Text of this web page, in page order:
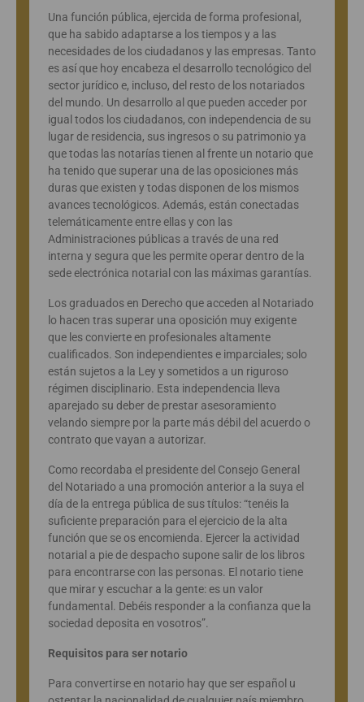
Una función pública, ejercida de forma profesional,
que ha sabido adaptarse a los tiempos y a las
necesidades de los ciudadanos y las empresas. Tanto
es así que hoy encabeza el desarrollo tecnológico del
sector jurídico e, incluso, del resto de los notariados
del mundo. Un desarrollo al que pueden acceder por
igual todos los ciudadanos, con independencia de su
lugar de residencia, sus ingresos o su patrimonio ya
que todas las notarías tienen al frente un notario que
ha tenido que superar una de las oposiciones más
duras que existen y todas disponen de los mismos
avances tecnológicos. Además, están conectadas
telemáticamente entre ellas y con las
Administraciones públicas a través de una red
interna y segura que les permite operar dentro de la
sede electrónica notarial con las máximas garantías.
Los graduados en Derecho que acceden al Notariado
lo hacen tras superar una oposición muy exigente
que les convierte en profesionales altamente
cualificados. Son independientes e imparciales; solo
están sujetos a la Ley y sometidos a un riguroso
régimen disciplinario. Esta independencia lleva
aparejado su deber de prestar asesoramiento
velando siempre por la parte más débil del acuerdo o
contrato que vayan a autorizar.
Como recordaba el presidente del Consejo General
del Notariado a una promoción anterior a la suya el
día de la entrega pública de sus títulos: “tenéis la
suficiente preparación para el ejercicio de la alta
función que se os encomienda. Ejercer la actividad
notarial a pie de despacho supone salir de los libros
para encontrarse con las personas. El notario tiene
que mirar y escuchar a la gente: es un valor
fundamental. Debéis responder a la confianza que la
sociedad deposita en vosotros”.
Requisitos para ser notario
Para convertirse en notario hay que ser español u